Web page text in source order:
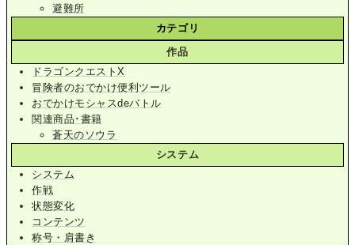
避難所
カテゴリ
作品
ドラゴンクエストX
冒険者のおでかけ便利ツール
おでかけモシャスdeバトル
関連商品･書籍
蒼天のソウラ
システム
システム
作戦
状態変化
コンテンツ
称号・肩書き